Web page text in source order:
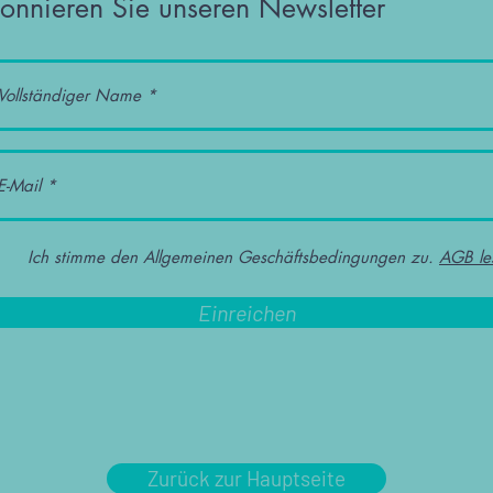
Sie unseren Newsletter
Ich stimme den Allgemeinen Geschäftsbedingungen zu. AGB
Einreichen
Zurück zur Hauptseite